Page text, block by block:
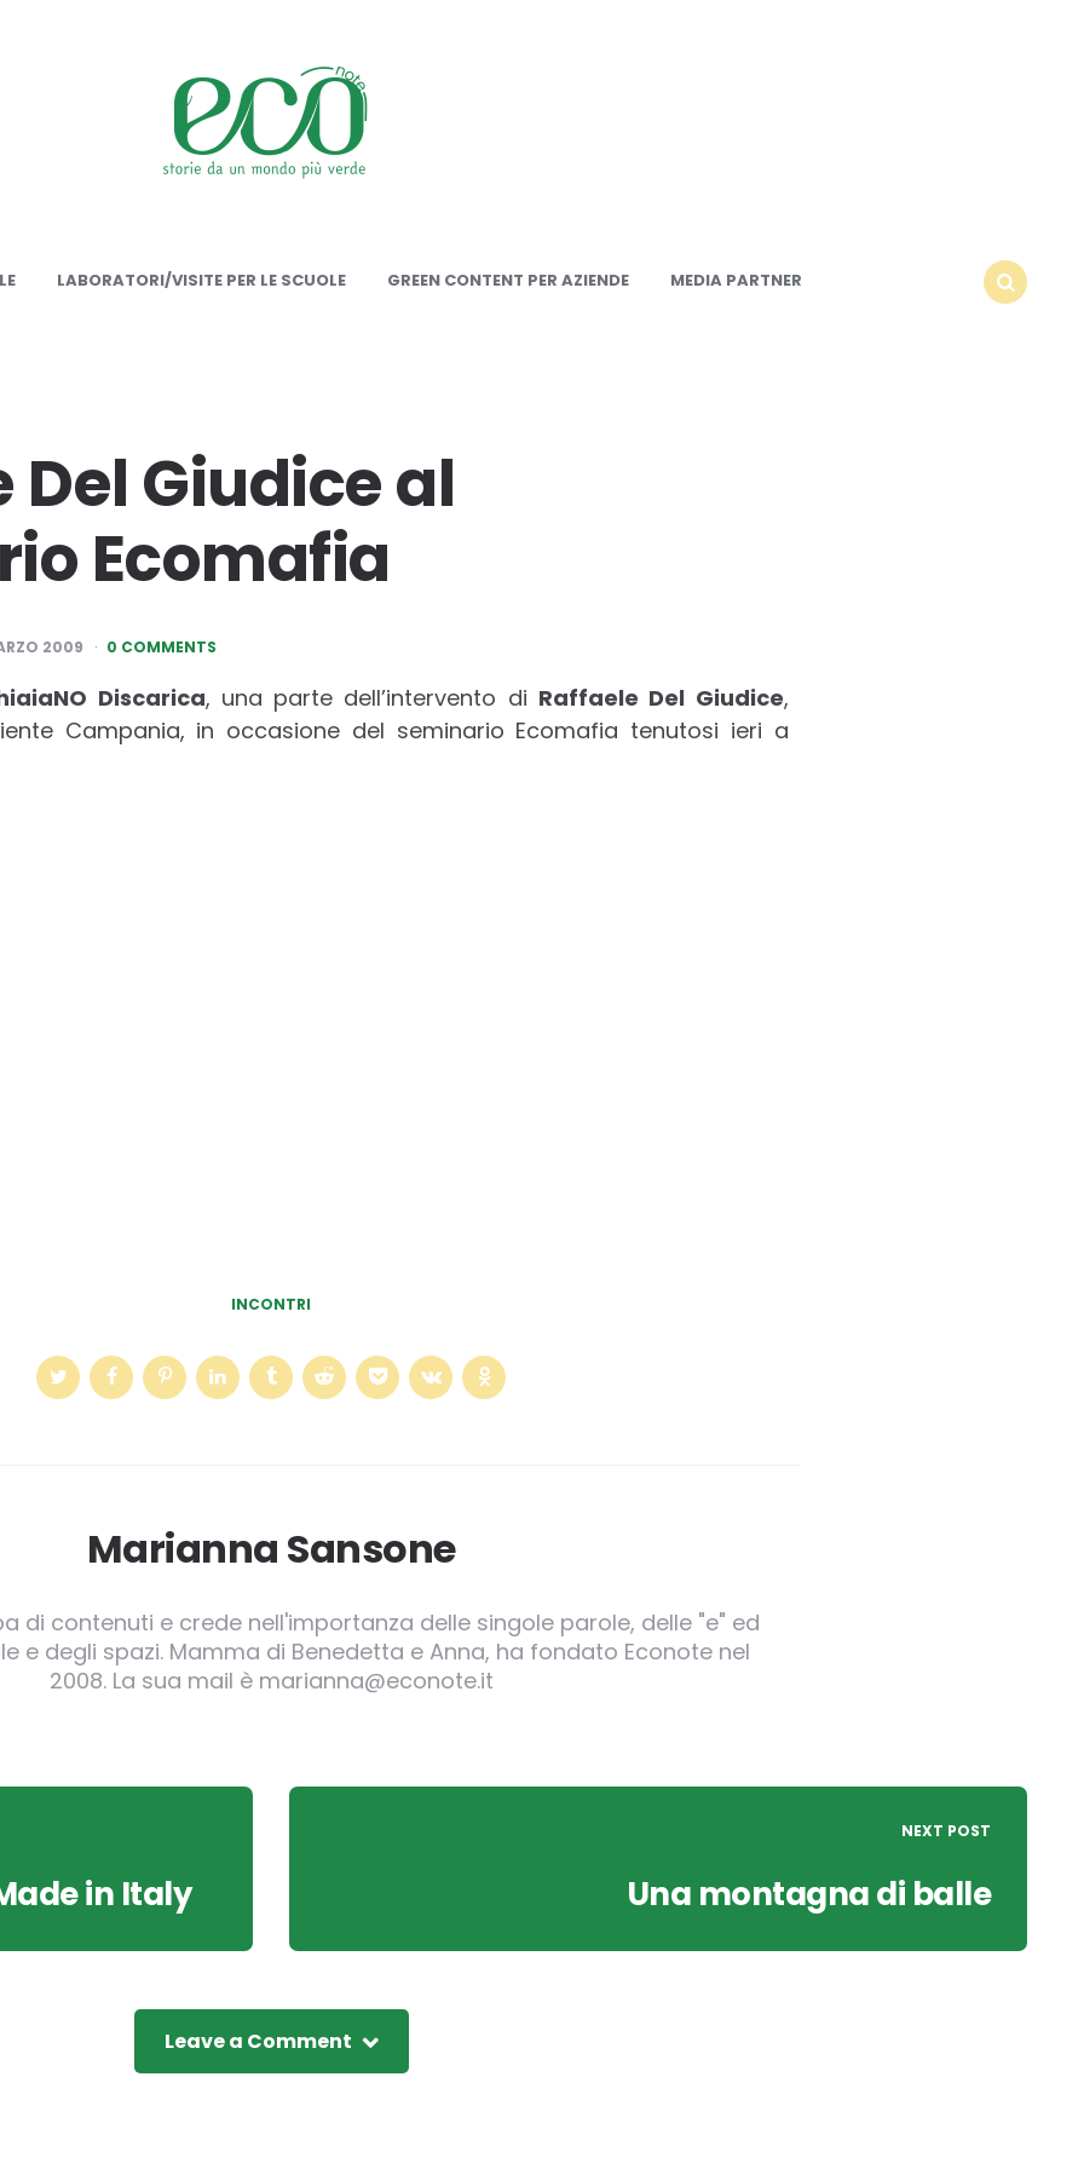
LABORATORI/VISITE PER LE SCUOLE GREEN CONTENT PER AZIENDE
MEDIA PARTNER
Del Giudice al
Ecomafia
2009 0 COMMENTS
Discarica, una parte dell’intervento di Raffaele Del Giudice,
Campania, in occasione del seminario Ecomafia tenutosi ieri a
INCONTRI
Marianna Sansone
di contenuti e crede nell'importanza delle singole parole, delle "e" ed
e degli spazi. Mamma di Benedetta e Anna, ha fondato Econote nel
2008. La sua mail è marianna@econote.it
in Italy
NEXT POST
Una montagna di balle
Leave a Comment